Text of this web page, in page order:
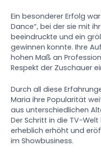
Ein besonderer Erfolg
Dance“, bei der sie mit
beeindruckte und ein
gewinnen konnte. Ihre
hohen Maß an
Respekt der Zuschauer
Durch all diese
Maria ihre Popularität
aus unterschiedlichen
Der Schritt in die TV-
erheblich erhöht und
im Showbusiness.